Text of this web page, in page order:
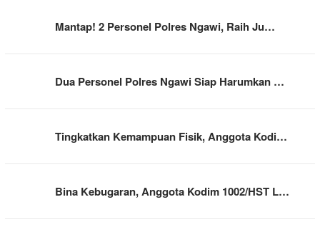
Mantap! 2 Personel Polres Ngawi, Raih Ju…
Dua Personel Polres Ngawi Siap Harumkan …
Tingkatkan Kemampuan Fisik, Anggota Kodi…
Bina Kebugaran, Anggota Kodim 1002/HST L…